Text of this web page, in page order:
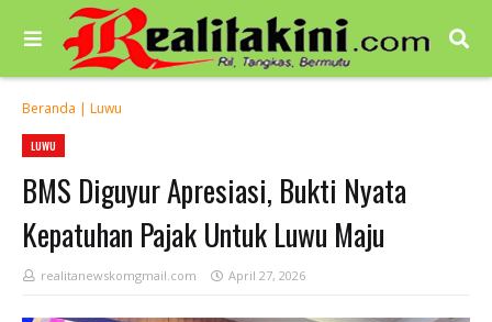
Beranda | Luwu
LUWU
BMS Diguyur Apresiasi, Bukti Nyata
Kepatuhan Pajak Untuk Luwu Maju
realitanewskomgmail.com April 27, 2026